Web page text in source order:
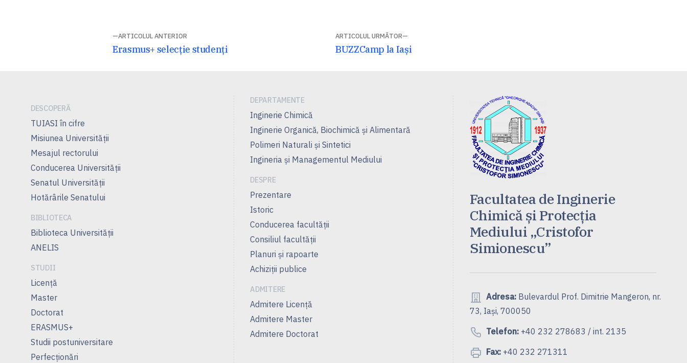
ARTICOLUL ANTERIOR
Articolul
Erasmus+ selecție studenți
ARTICOLUL URMĂTOR
Articolul
BUZZCamp la Iași
DESCOPERĂ
TUIASI în cifre
Misiunea Universităţii
Mesajul rectorului
Conducerea Universităţii
Senatul Universității
Hotărârile Senatului
BIBLIOTECA
Biblioteca Universității
ANELIS
STUDII
Licență
Master
Doctorat
ERASMUS+
Studii postuniversitare
Perfecționări
DEPARTAMENTE
Inginerie Chimică
Inginerie Organică, Biochimică şi Alimentară
Polimeri Naturali şi Sintetici
Ingineria și Managementul Mediului
DESPRE
Prezentare
Istoric
Conducerea facultății
Consiliul facultăţii
Planuri şi rapoarte
Achiziții publice
ADMITERE
Admitere Licenţă
Admitere Master
Admitere Doctorat
Facultatea de Inginerie
Chimică și Protecția
Mediului „Cristofor
Simionescu”
Adresa:Bulevardul Prof. Dimitrie Mangeron, nr.
73, Iași, 700050
Telefon:+40 232 278683 / int. 2135
Fax:+40 232 271311